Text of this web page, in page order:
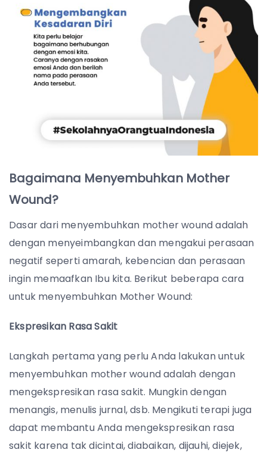
Bagaimana Menyembuhkan Mother
Wound?
Dasar dari menyembuhkan mother wound adalah
dengan menyeimbangkan dan mengakui perasaan
negatif seperti amarah, kebencian dan perasaan
ingin memaafkan Ibu kita. Berikut beberapa cara
untuk menyembuhkan Mother Wound:
Ekspresikan Rasa Sakit
Langkah pertama yang perlu Anda lakukan untuk
menyembuhkan mother wound adalah dengan
mengekspresikan rasa sakit. Mungkin dengan
menangis, menulis jurnal, dsb. Mengikuti terapi juga
dapat membantu Anda mengekspresikan rasa
sakit karena tak dicintai, diabaikan, dijauhi, diejek,